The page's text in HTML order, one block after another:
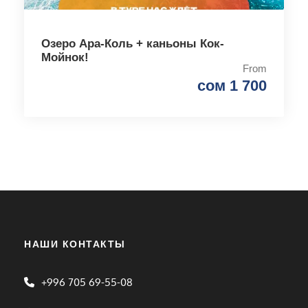
Озеро Ара-Коль + каньоны Кок-
Мойнок!
From
сом 1 700
НАШИ КОНТАКТЫ
+996 705 69-55-08